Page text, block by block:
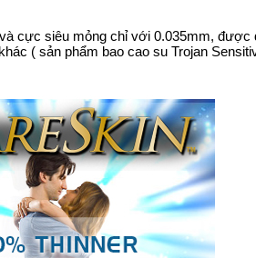
cực siêu mỏng chỉ với 0.035mm, được
( sản phẩm bao cao su Trojan